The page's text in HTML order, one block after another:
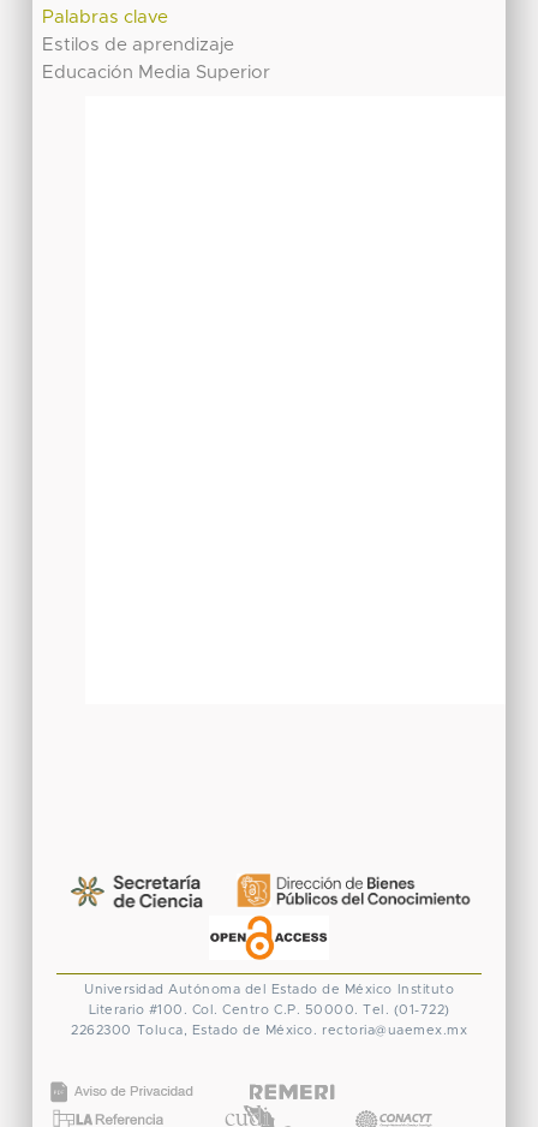
Palabras clave
Estilos de aprendizaje
Educación Media Superior
Universidad Autónoma del Estado de México
Instituto
Literario #100. Col. Centro C.P. 50000. Tel. (01-722)
2262300 Toluca, Estado de México. rectoria@uaemex.mx